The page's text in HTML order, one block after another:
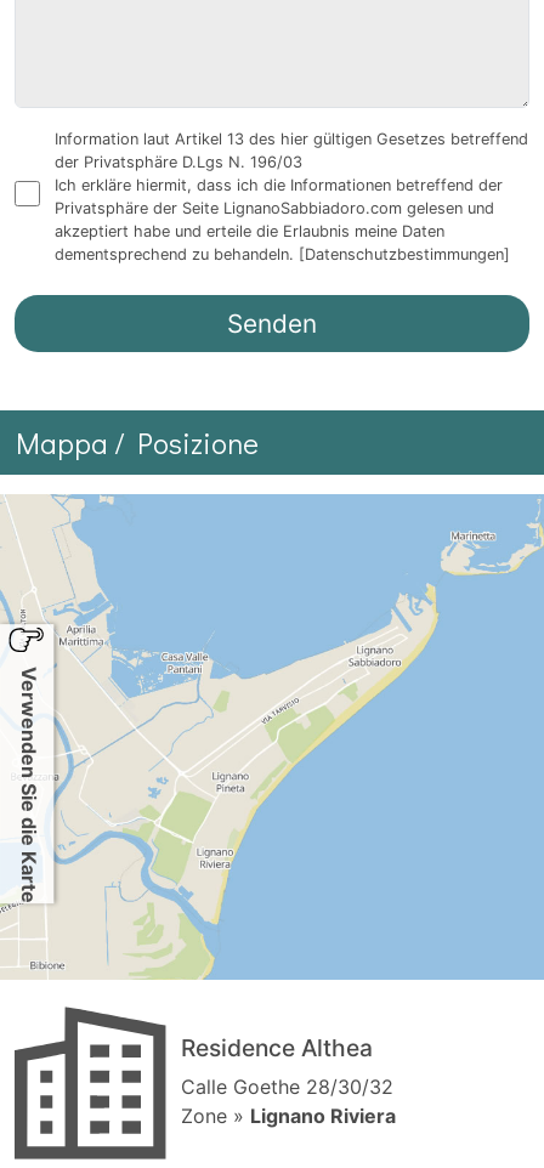
Information laut Artikel 13 des hier gültigen Gesetzes betreffend
der Privatsphäre D.Lgs N. 196/03
Ich erkläre hiermit, dass ich die Informationen betreffend der
Privatsphäre der Seite LignanoSabbiadoro.com gelesen und
akzeptiert habe und erteile die Erlaubnis meine Daten
dementsprechend zu behandeln. [Datenschutzbestimmungen]
Mappa / Posizione
Verwenden Sie die Karte
Residence Althea
Calle Goethe 28/30/32
Zone » Lignano Riviera